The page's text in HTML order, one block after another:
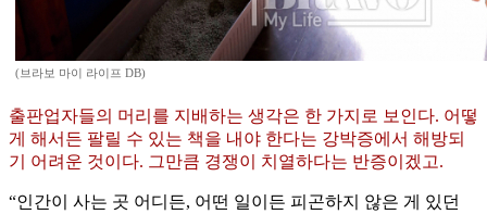
(브라보 마이 라이프 DB)
출판업자들의 머리를 지배하는 생각은 한 가지로 보인다. 어떻
게 해서든 팔릴 수 있는 책을 내야 한다는 강박증에서 해방되
기 어려운 것이다. 그만큼 경쟁이 치열하다는 반증이겠고.
“인간이 사는 곳 어디든, 어떤 일이든 피곤하지 않은 게 있던